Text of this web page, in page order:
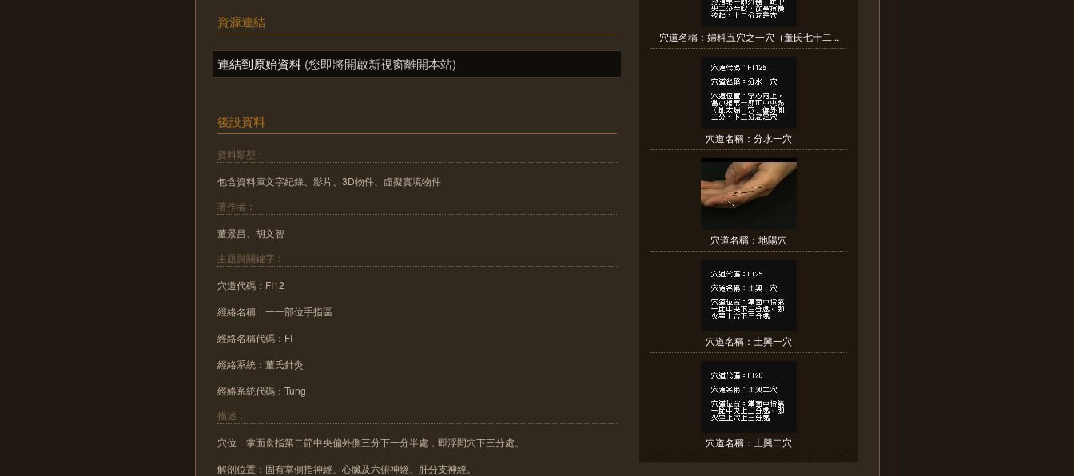
資源連結
連結到原始資料 (您即將開啟新視窗離開本站)
後設資料
資料類型：
包含資料庫文字紀錄、影片、3D物件、虛擬實境物件
著作者：
董景昌、胡文智
主題與關鍵字：
穴道代碼：FI12
經絡名稱：一一部位手指區
經絡名稱代碼：FI
經絡系統：董氏針灸
經絡系統代碼：Tung
描述：
穴位：掌面食指第二節中央偏外側三分下一分半處，即浮間穴下三分處。
解剖位置：固有掌側指神經、心臟及六俯神經、肝分支神經。
穴道名稱：婦科五穴之一穴（董氏七十二...
穴道名稱：分水一穴
穴道名稱：地陽穴
穴道名稱：土興一穴
穴道名稱：土興二穴